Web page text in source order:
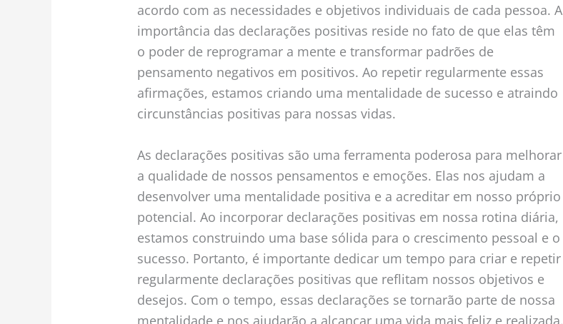
acordo com as necessidades e objetivos individuais de cada pessoa. A
importância das declarações positivas reside no fato de que elas têm
o poder de reprogramar a mente e transformar padrões de
pensamento negativos em positivos. Ao repetir regularmente essas
afirmações, estamos criando uma mentalidade de sucesso e atraindo
circunstâncias positivas para nossas vidas.
As declarações positivas são uma ferramenta poderosa para melhorar
a qualidade de nossos pensamentos e emoções. Elas nos ajudam a
desenvolver uma mentalidade positiva e a acreditar em nosso próprio
potencial. Ao incorporar declarações positivas em nossa rotina diária,
estamos construindo uma base sólida para o crescimento pessoal e o
sucesso. Portanto, é importante dedicar um tempo para criar e repetir
regularmente declarações positivas que reflitam nossos objetivos e
desejos. Com o tempo, essas declarações se tornarão parte de nossa
mentalidade e nos ajudarão a alcançar uma vida mais feliz e realizada.